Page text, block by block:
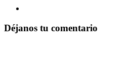
Déjanos tu comentario